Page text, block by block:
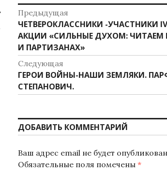
Навигация
по
записям
Предыдущая
Предыдущая
запись:
ЧЕТВЕРОКЛАССНИКИ -УЧАСТНИКИ
АКЦИИ «СИЛЬНЫЕ ДУХОМ: ЧИТАЕМ
И ПАРТИЗАНАХ»
Следующая
Следующая
запись:
ГЕРОИ ВОЙНЫ-НАШИ ЗЕМЛЯКИ.
СТЕПАНОВИЧ.
ДОБАВИТЬ КОММЕНТАРИЙ
Ваш адрес email не будет
Обязательные поля помечены *